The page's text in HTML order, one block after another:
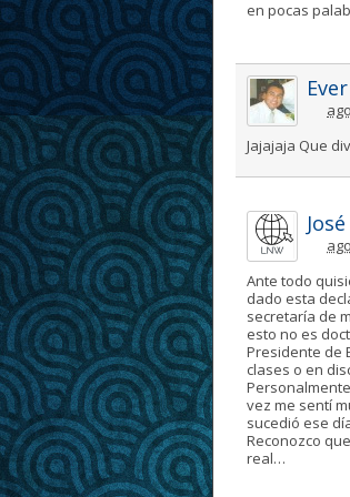
en pocas
Jajajaja Que
Ante todo
dado esta
secretaría de
esto no es
Presidente de
clases o en
vez me sentí
sucedió ese
Reconozco
real…